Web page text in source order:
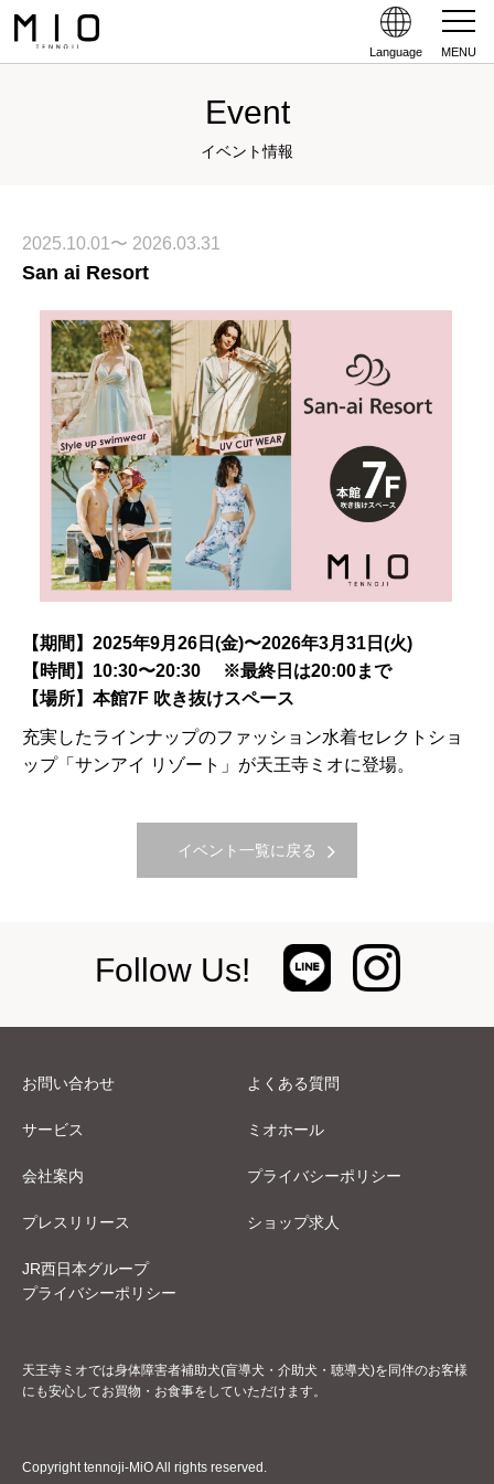
Language MENU
Event
イベント情報
2025.10.01〜 2026.03.31
San ai Resort
【期間】2025年9月26日(金)〜2026年3月31日(火)
【時間】10:30〜20:30 ※最終日は20:00まで
【場所】本館7F 吹き抜けスペース
充実したラインナップのファッション水着セレクトショ
ップ「サンアイ リゾート」が天王寺ミオに登場。
イベント一覧に戻る
Follow Us!
お問い合わせ よくある質問
サービス ミオホール
会社案内 プライバシーポリシー
プレスリリース ショップ求人
JR西日本グループ
プライバシーポリシー
天王寺ミオでは身体障害者補助犬(盲導犬・介助犬・聴導犬)を同伴のお客様
にも安心してお買物・お食事をしていただけます。
Copyright tennoji-MiO All rights reserved.